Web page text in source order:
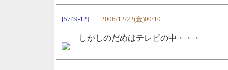
[5749-12] 2006/12/22(金)00:10
しかしのだめはテレビの中・・・